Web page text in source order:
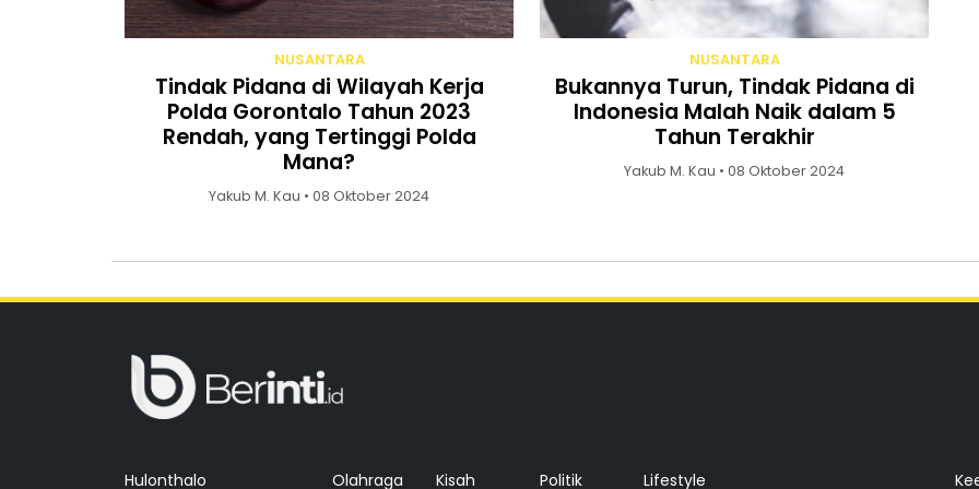
NUSANTARA
Tindak Pidana di Wilayah Kerja
Polda Gorontalo Tahun 2023
Rendah, yang Tertinggi Polda
Mana?
Yakub M. Kau • 08 Oktober 2024
NUSANTARA
Bukannya Turun, Tindak Pidana di
Indonesia Malah Naik dalam 5
Tahun Terakhir
Yakub M. Kau • 08 Oktober 2024
Hulonthalo Olahraga Kisah Politik Lifestyle